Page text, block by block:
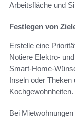
Arbeitsfläche und
Festlegen von
Erstelle eine
Notiere Elektro-
Smart-Home-
Inseln oder
Kochgewohnheiten.
Bei